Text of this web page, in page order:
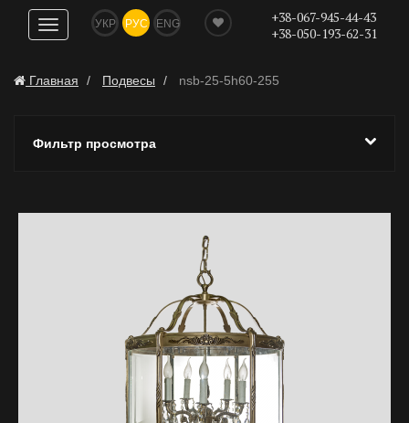
Показать
навигацию
УКР РУС ENG
+38-067-945-44-43
+38-050-193-62-31
Главная Подвесы nsb-25-5h60-255
Фильтр просмотра